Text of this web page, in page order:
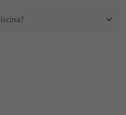
presso Hallerhof?
l'Alto Adige Guest Pass?